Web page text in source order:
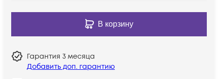
В корзину
Гарантия 3 месяца
Добавить доп. гарантию